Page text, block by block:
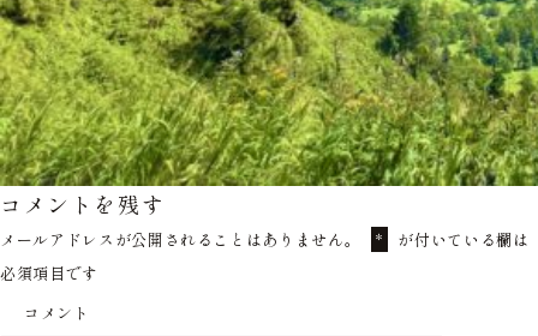
コメントを残す
メールアドレスが公開されることはありません。 *
が付いている欄は
必須項目です
コメント